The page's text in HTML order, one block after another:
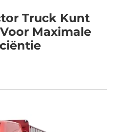
Truck Kunt
Maximale